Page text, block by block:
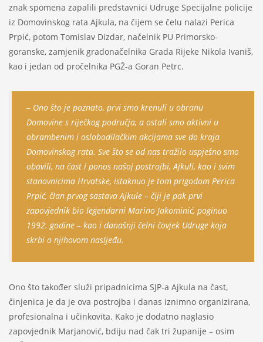
znak spomena zapalili predstavnici Udruge Specijalne policije
iz Domovinskog rata Ajkula, na čijem se čelu nalazi Perica
Prpić, potom Tomislav Dizdar, načelnik PU Primorsko-
goranske, zamjenik gradonačelnika Grada Rijeke Nikola Ivaniš,
kao i jedan od pročelnika PGŽ-a Goran Petrc.
– Ono što je poznato, prvi smo krenuli u obranu
Domovine s riječkog područja, a ostali smo aktivni u
obrambenim i oslobodilačkim akcijama sve do kraja
Domovinskog rata. Sve što se od nas tražilo uspješno smo
obavili, na čast i ponos našoj postrojbi, Ajkuli, kao i svim
stanovnicima Hrvatske, istaknuo je tom prigodom Perica
Prpić, član prvog sastava Ajkule – čiji je pak prvi
zapovjednik bio legendarni Marino Jakominić, poginuo
1992. godine – kao i današnji čelni čovjek Udruge koja
skrbi o njihovom nasljeđu.
Ono što također služi pripadnicima SJP-a Ajkula na čast,
činjenica je da je ova postrojba i danas iznimno organizirana,
profesionalna i učinkovita. Kako je dodatno naglasio
zapovjednik Marjanović, bdiju nad čak tri županije – osim